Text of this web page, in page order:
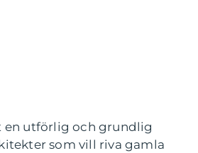
en utförlig och grundlig
som vill riva gamla